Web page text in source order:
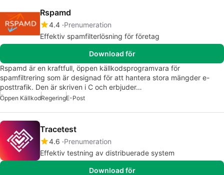
Rspamd
4.4 Prenumeration
Effektiv spamfilterlösning för företag
Download för
Rspamd är en kraftfull, öppen källkodsprogramvara för
spamfiltrering som är designad för att hantera stora mängder e-
posttrafik. Den är skriven i C och erbjuder…
Öppen KällkodRegeringE-Post
Tracetest
4.6 Prenumeration
Effektiv testning av distribuerade system
Download för